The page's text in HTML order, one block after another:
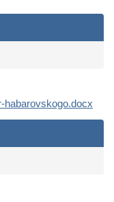
habarovskogo.docx